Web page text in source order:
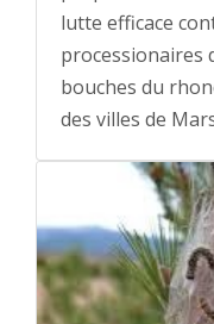
lutte efficace
processionaires
bouches du
des villes de